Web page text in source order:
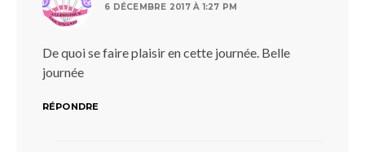
6 DÉCEMBRE 2017 À 1:27 PM
De quoi se faire plaisir en cette journée. Belle
journée
RÉPONDRE